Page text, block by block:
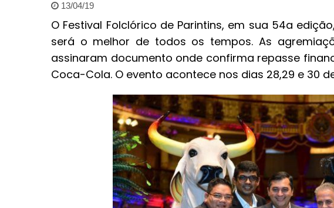
13/04/19
O Festival Folclórico de Parintins, em sua 54a
será o melhor de todos os tempos. As
assinaram documento onde confirma repasse
Coca-Cola. O evento acontece nos dias 28,29 e 30